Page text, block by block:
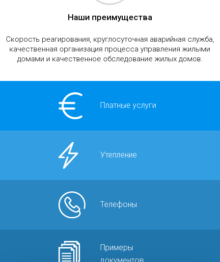
Наши преимущества
Скорость реагирования, круглосуточная аварийная служба,
качественная организация процесса управления жилыми
домами и качественное обследование жилых домов.
Платные услуги
Утепление
Телефоны
Примеры